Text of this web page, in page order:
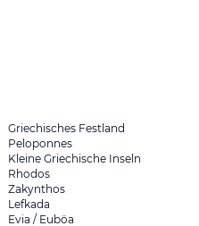
Griechisches Festland
Peloponnes
Kleine Griechische Inseln
Rhodos
Zakynthos
Lefkada
Evia / Euböa